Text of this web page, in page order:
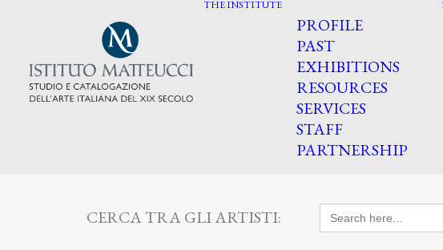
THE INSTITUTE
PROFILE
PAST
EXHIBITIONS
RESOURCES
SERVICES
STAFF
PARTNERSHIP
CERCA TRA GLI ARTISTI: Search
for: